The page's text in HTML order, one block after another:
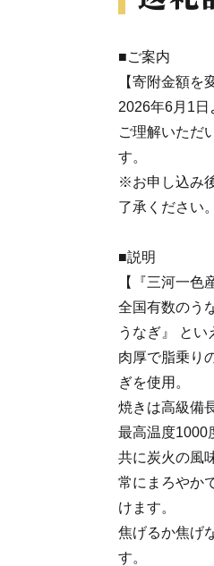
■ご案内
【寄附金額を
2026年6月1日
ご理解いただ
す。
※お申し込み
了承ください。
■説明
【『三河一色
全国有数のう
うなぎ』 とい
肉厚で脂乗り
ぎを使用。
焼きは高級備
最高温度1000
共に炭火の風
常にまろやか
けます。
焦げるか焦げ
す。